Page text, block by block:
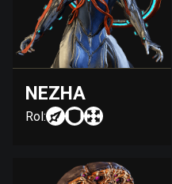
NEZHA
Rol: